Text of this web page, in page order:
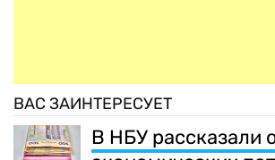
ВАС ЗАИНТЕРЕСУЕТ
В НБУ рассказали